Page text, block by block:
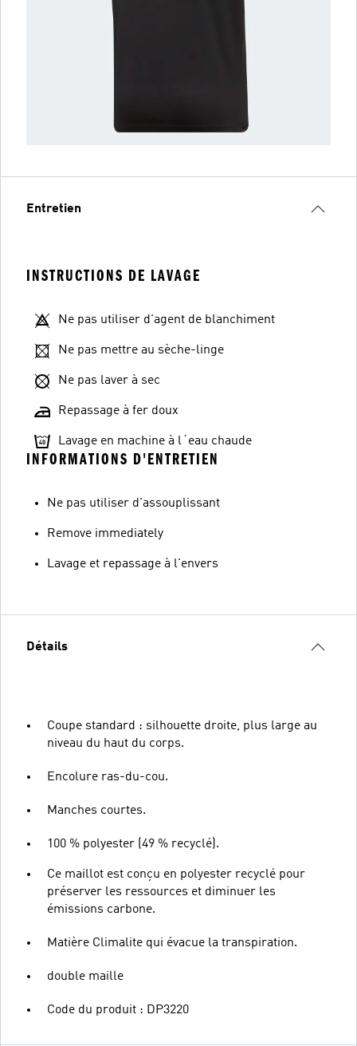
Entretien
INSTRUCTIONS DE LAVAGE
Ne pas utiliser d'agent de blanchiment
Ne pas mettre au sèche-linge
Ne pas laver à sec
Repassage à fer doux
Lavage en machine à l´eau chaude
INFORMATIONS D'ENTRETIEN
Ne pas utiliser d'assouplissant
Remove immediately
Lavage et repassage à l'envers
Détails
Coupe standard : silhouette droite, plus large au
niveau du haut du corps.
Encolure ras-du-cou.
Manches courtes.
100 % polyester (49 % recyclé).
Ce maillot est conçu en polyester recyclé pour
préserver les ressources et diminuer les
émissions carbone.
Matière Climalite qui évacue la transpiration.
double maille
Code du produit : DP3220